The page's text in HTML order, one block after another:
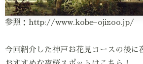
参照：http://www.kobe-ojizoo.jp/
今回紹介した神戸お花見コースの後に